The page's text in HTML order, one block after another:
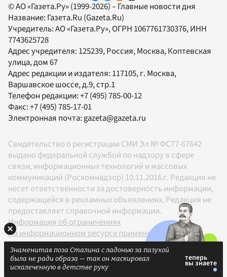
© АО «Газета.Ру» (1999-2026) – Главные новости дня
Название: Газета.Ru (Gazeta.Ru)
Учредитель:АО «Газета.Ру», ОГРН 1067761730376, ИНН
7743625728
Адрес учредителя: 125239, Россия, Москва, Коптевская
улица, дом 67
Адрес редакции и издателя: 117105, г. Москва,
Варшавское шоссе, д.9, стр.1
Телефон редакции:+7 (495) 785-00-12
Факс:+7 (495) 785-17-01
Электронная почта:gazeta@gazeta.ru
Свидетельство о регистрации СМИ Эл № ФС77-67642
выдано федеральной службой по надзору в сфере
связи, информационных технологий и массовых
коммуникаций (Роскомнадзор) 10.11.2016 г. Редакция не
несет ответственности за достоверность информации,
содержащейся в рекламных объявлениях. Редакция не
предоставляет справочной информации.
Информация об ограничениях
На информационном ресурсе применяются
рекомендательные технологии в соответствии с
Правилами
Знаменитая поза Сталина с ладонью за пазухой
была не ради образа — так он маскировал
искалеченную в детстве руку